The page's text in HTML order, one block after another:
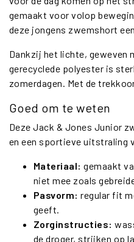
gemaakt voor volop
deze jongens zwemshort
Dankzij het lichte, geweven
gerecyclede polyester is
zomerdagen. Met de
Goed om te weten
Deze Jack & Jones Junior
en een sportieve uitstraling
Materiaal: gemaakt
niet mee zoals
Pasvorm: regular fit
geeft.
Zorginstructies:
de droger, strijken op